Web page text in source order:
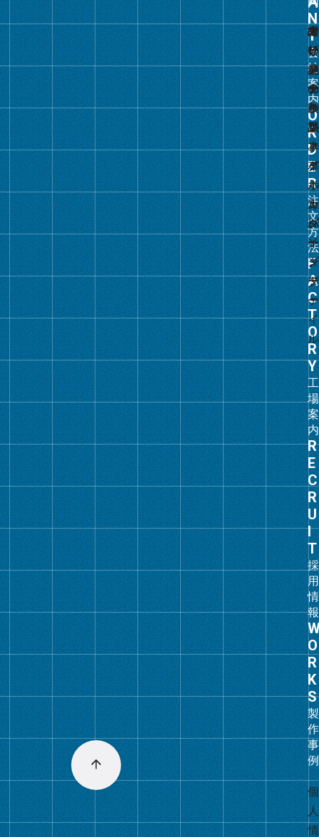
会
社
案
内
リ
ン
ク
注
文
方
法
グ
ル
ー
プ
リ
ン
ク
工
場
案
内
グ
ル
ー
プ
リ
ン
ク
採
用
情
報
グ
ル
ー
プ
リ
ン
ク
製
作
事
例
グ
ル
ー
プ
リ
ン
ク
オ
リ
ジ
ナ
ル
フ
ァ
イ
ル
・
バ
イ
ン
ダ
ー
白
い
フ
ァ
イ
ル
・
バ
イ
ン
ダ
ー
ス
ー
パ
ー
ク
リ
ス
タ
ル
カ
レ
ン
ダ
ー
カ
レ
ン
ダ
ー
製
本
オ
リ
ジ
ナ
ル
ク
リ
ア
ホ
ル
ダ
ー
・
フ
ァ
イ
ル
タ
ビ
メ
モ
リ
そ
の
他
の
製
品
綴
じ
具
個
人
情